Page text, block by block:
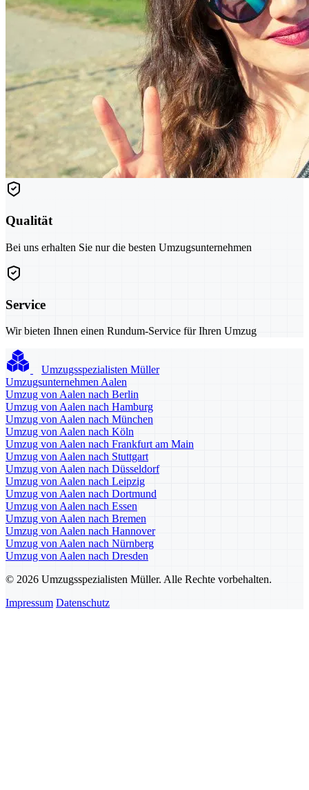
Qualität
Bei uns erhalten Sie nur die besten Umzugsunternehmen
Service
Wir bieten Ihnen einen Rundum-Service für Ihren Umzug
Umzugsspezialisten Müller
Umzugsunternehmen Aalen
Umzug von Aalen nach Berlin
Umzug von Aalen nach Hamburg
Umzug von Aalen nach München
Umzug von Aalen nach Köln
Umzug von Aalen nach Frankfurt am Main
Umzug von Aalen nach Stuttgart
Umzug von Aalen nach Düsseldorf
Umzug von Aalen nach Leipzig
Umzug von Aalen nach Dortmund
Umzug von Aalen nach Essen
Umzug von Aalen nach Bremen
Umzug von Aalen nach Hannover
Umzug von Aalen nach Nürnberg
Umzug von Aalen nach Dresden
© 2026 Umzugsspezialisten Müller. Alle Rechte vorbehalten.
Impressum Datenschutz